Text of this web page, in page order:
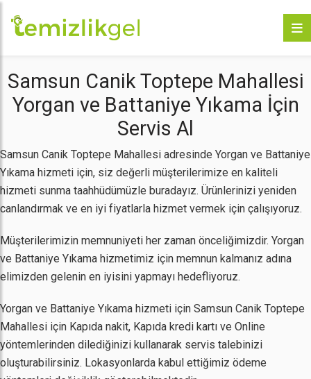
Samsun Canik Toptepe Mahallesi
Yorgan ve Battaniye Yıkama İçin
Servis Al
Samsun Canik Toptepe Mahallesi adresinde Yorgan ve Battaniye
Yıkama hizmeti için, siz değerli müşterilerimize en kaliteli
hizmeti sunma taahhüdümüzle buradayız. Ürünlerinizi yeniden
canlandırmak ve en iyi fiyatlarla hizmet vermek için çalışıyoruz.
Müşterilerimizin memnuniyeti her zaman önceliğimizdir. Yorgan
ve Battaniye Yıkama hizmetimiz için memnun kalmanız adına
elimizden gelenin en iyisini yapmayı hedefliyoruz.
Yorgan ve Battaniye Yıkama hizmeti için Samsun Canik Toptepe
Mahallesi için Kapıda nakit, Kapıda kredi kartı ve Online
yöntemlerinden dilediğinizi kullanarak servis talebinizi
oluşturabilirsiniz. Lokasyonlarda kabul ettiğimiz ödeme